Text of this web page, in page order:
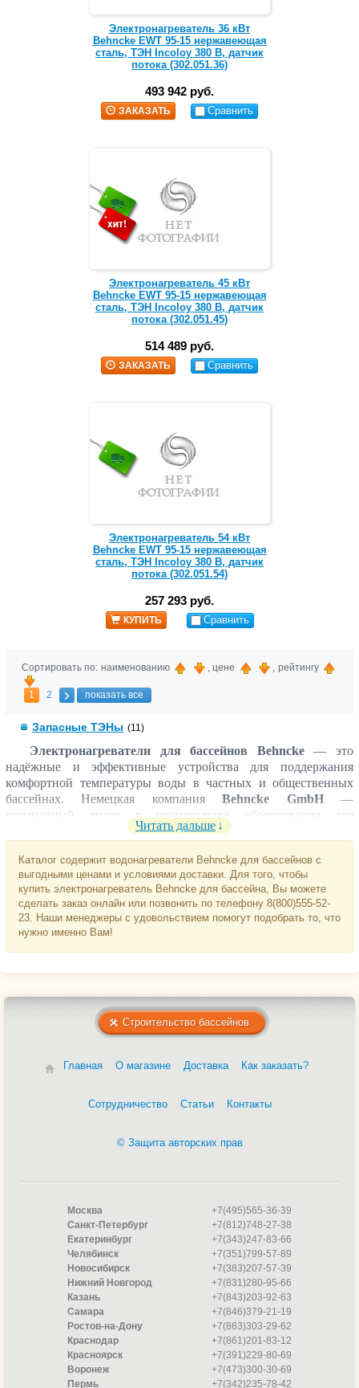
Электронагреватель 36 кВт
Behncke EWT 95-15 нержавеющая
сталь, ТЭН Incoloy 380 В, датчик
потока (302.051.36)
493 942 руб.
ЗАКАЗАТЬ Сравнить
Электронагреватель 45 кВт
Behncke EWT 95-15 нержавеющая
сталь, ТЭН Incoloy 380 В, датчик
потока (302.051.45)
514 489 руб.
ЗАКАЗАТЬ Сравнить
Электронагреватель 54 кВт
Behncke EWT 95-15 нержавеющая
сталь, ТЭН Incoloy 380 В, датчик
потока (302.051.54)
257 293 руб.
КУПИТЬ Сравнить
Сортировать по: наименованию , цене , рейтингу
1 2 показать все
Запасные ТЭНы (11)
Электронагреватели для бассейнов Behncke— это
надёжные и эффективные устройства для поддержания
комфортной температуры воды в частных и общественных
бассейнах. Немецкая компанияBehncke GmbH—
признанный лидер в производстве оборудования для
водоподготовки и отопления бассейнов, известный своим
Электронагреватели Behncke предназначены для
воды в бассейнах любого объёмаи отличаются высокой
энергоэффективностью и точностью регулировки
температуры. Корпус из нержавеющей стали или титана
защищён от коррозии, что делает оборудование пригодным
даже длябассейнов с морской водой.
Преимущества электронагревателей Behncke:
Высокое качество сборки— немецкое производство,
долговечные материалы.
Точная регулировка температуры
— стабильный
Совместимость с различными системами фильтрации
и автоматикой.
эксплуатации.
надёжное и энергоэффективное оборудование.
оригинальные электронагреватели Behncke с гарантией
производителя и доставкой по всей России.
Читать дальше
Каталог содержит водонагреватели Behncke для бассейнов с
выгодными ценами и условиями доставки. Для того, чтобы
купить электронагреватель Behncke для бассейна, Вы можете
сделать заказ онлайн или позвонить по телефону 8(800)555-52-
23. Наши менеджеры с удовольствием помогут подобрать то, что
нужно именно Вам!
Строительство бассейнов
Главная О магазине Доставка Как заказать?
Сотрудничество Статьи Контакты
© Защита авторских прав
Москва
+7(495)565-36-39
Санкт-Петербург
+7(812)748-27-38
Екатеринбург
+7(343)247-83-66
Челябинск
+7(351)799-57-89
Новосибирск
+7(383)207-57-39
Нижний Новгород
+7(831)280-95-66
Казань
+7(843)203-92-63
Самара
+7(846)379-21-19
Ростов-на-Дону
+7(863)303-29-62
Краснодар
+7(861)201-83-12
Красноярск
+7(391)229-80-69
Воронеж
+7(473)300-30-69
Пермь
+7(342)235-78-42